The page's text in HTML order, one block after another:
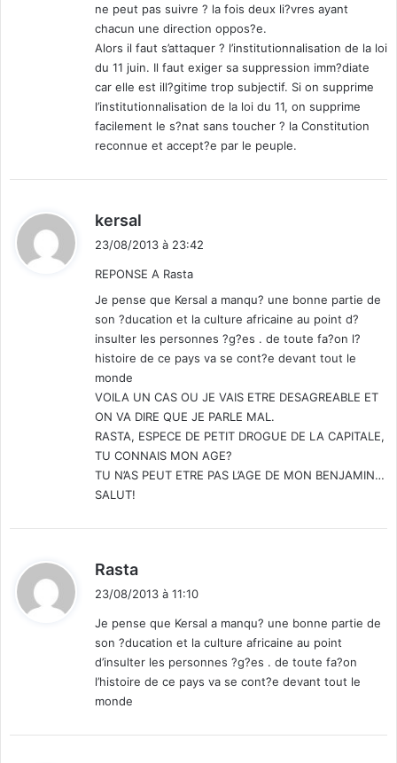
ne peut pas suivre ? la fois deux li?vres ayant
chacun une direction oppos?e.
Alors il faut s’attaquer ? l’institutionnalisation de la loi
du 11 juin. Il faut exiger sa suppression imm?diate
car elle est ill?gitime trop subjectif. Si on supprime
l’institutionnalisation de la loi du 11, on supprime
facilement le s?nat sans toucher ? la Constitution
reconnue et accept?e par le peuple.
kersal
:
23/08/2013 à 23:42
REPONSE A Rasta
Je pense que Kersal a manqu? une bonne partie de
son ?ducation et la culture africaine au point d?
insulter les personnes ?g?es . de toute fa?on l?
histoire de ce pays va se cont?e devant tout le
monde
VOILA UN CAS OU JE VAIS ETRE DESAGREABLE ET
ON VA DIRE QUE JE PARLE MAL.
RASTA, ESPECE DE PETIT DROGUE DE LA CAPITALE,
TU CONNAIS MON AGE?
TU N’AS PEUT ETRE PAS L’AGE DE MON BENJAMIN…
SALUT!
Rasta
:
23/08/2013 à 11:10
Je pense que Kersal a manqu? une bonne partie de
son ?ducation et la culture africaine au point
d’insulter les personnes ?g?es . de toute fa?on
l’histoire de ce pays va se cont?e devant tout le
monde